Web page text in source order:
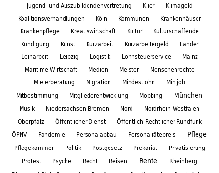
Jugend- und Auszubildendenvertretung
Klier
Klimageld
Koalitionsverhandlungen
Köln Kommunen
Krankenhäuser
Krankenpflege
Kreativwirtschaft Kultur
Kulturschaffende
Kündigung
Kunst Kurzarbeit Kurzarbeitergeld
Länder
Leiharbeit
Leipzig Logistik Lohnsteuerservice
Mainz
Maritime Wirtschaft
Medien Meister
Menschenrechte
Mieterberatung
Migration Mindestlohn
Minijob
Mitbestimmung
Mitgliederentwicklung Mobbing München
Musik Niedersachsen-Bremen Nord
Nordrhein-Westfalen
Oberpfalz
Öffentlicher Dienst
Öffentlich-Rechtlicher Rundfunk
ÖPNV
Pandemie Personalabbau Personalrätepreis Pflege
Pflegekammer Politik Postgesetz Prekariat
Privatisierung
Protest
Psyche Recht Reisen Rente
Rheinberg